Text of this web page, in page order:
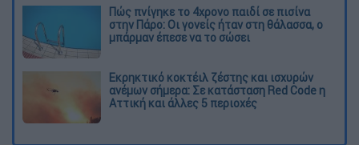
Πώς πνίγηκε το 4χρονο παιδί σε πισίνα
στην Πάρο: Οι γονείς ήταν στη θάλασσα, ο
μπάρμαν έπεσε να το σώσει
Εκρηκτικό κοκτέιλ ζέστης και ισχυρών
ανέμων σήμερα: Σε κατάσταση Red Code η
Αττική και άλλες 5 περιοχές